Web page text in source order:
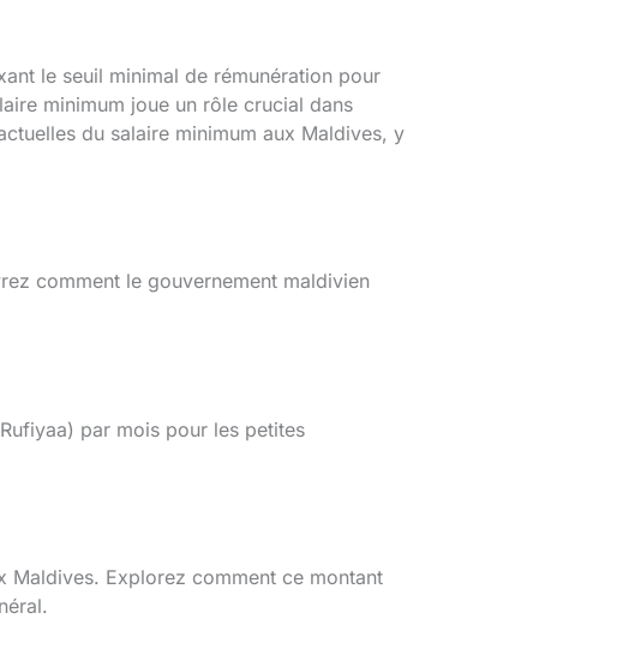
le seuil minimal de rémunération pour
minimum joue un rôle crucial dans
du salaire minimum aux Maldives, y
comment le gouvernement maldivien
par mois pour les petites
Maldives. Explorez comment ce montant